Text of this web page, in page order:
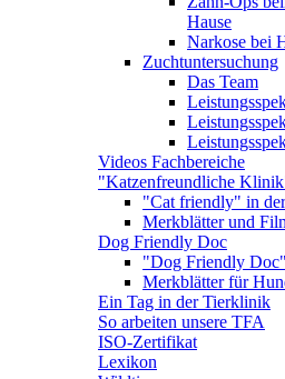
Hause
Narkose bei
Zuchtuntersuchung
Das Team
Videos Fachbereiche
"Katzenfreundliche
"Cat friendly" in
Merkblätter und
Dog Friendly Doc
"Dog Friendly
Merkblätter für
Ein Tag in der Tierklinik
So arbeiten unsere TFA
ISO-Zertifikat
Lexikon